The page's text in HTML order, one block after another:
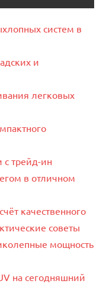
систем в
и
легковых
трейд-ин
в отличном
качественного
советы
мощность
на сегодняшний